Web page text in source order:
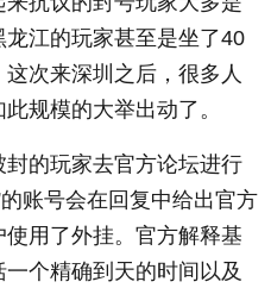
江的玩家甚至是坐了40
次来深圳之后，很多人
规模的大举出动了。
的玩家去官方论坛进行
账号会在回复中给出官方
用了外挂。官方解释基
个精确到天的时间以及